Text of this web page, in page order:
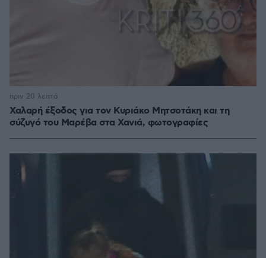
Χαλαρή έξοδος για τον Κυριάκο Μητσοτάκη και τη
σύζυγό του Μαρέβα στα Χανιά, φωτογραφίες
πριν 20 λεπτά